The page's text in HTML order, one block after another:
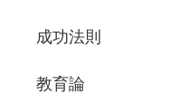
成功法則
教育論